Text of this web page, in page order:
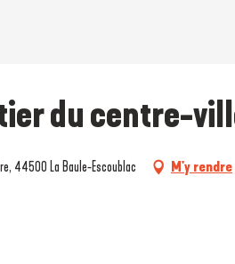
du centre-
44500 La Baule-Escoublac M'y rendre